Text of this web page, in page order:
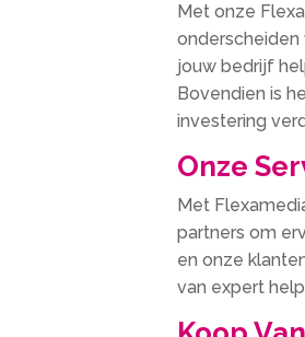
Met onze
onderscheiden
jouw bedrijf
Bovendien is
investering
Onze
Met
partners om
en onze
van expert